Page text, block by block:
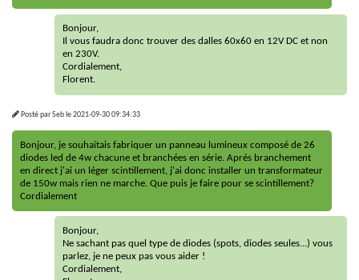
Bonjour,
Il vous faudra donc trouver des dalles 60x60 en 12V DC et non
en 230V.
Cordialement,
Florent.
Posté parSeble2021-09-30 09:34:33
Bonjour, je souhaitais fabriquer un panneau lumineux composé de 26
diodes led de 4w chacune et branchées en série. Aprés branchement
en direct j'ai un léger scintillement, j'ai donc installer un transformateur
de 150w mais rien ne marche. Que puis je faire pour se scintillement?
Cordialement
Bonjour,
Ne sachant pas quel type de diodes (spots, diodes seules...) vous
parlez, je ne peux pas vous aider !
Cordialement,